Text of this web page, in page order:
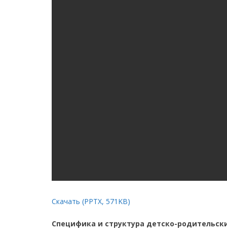
Скачать (PPTX, 571KB)
Специфика и структура детско-